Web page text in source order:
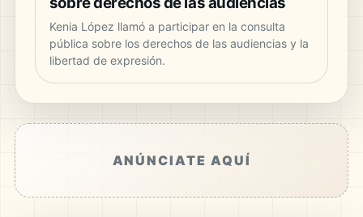
Kenia López llamó a participar en la consulta
pública sobre los derechos de las audiencias y la
libertad de expresión.
ANÚNCIATE AQUÍ